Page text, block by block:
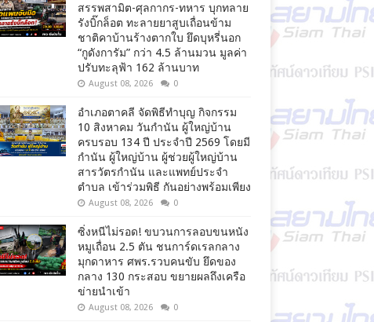
สรรพสามิต-ศุลกากร-ทหาร บุกทลาย
รังบิ๊กล็อต ทะลายยาสูบเถื่อนข้าม
ชาติคาบ้านร้างตากใบ ยึดบุหรี่นอก
“กูดังการัม” กว่า 4.5 ล้านมวน มูลค่า
ปรับทะลุฟ้า 162 ล้านบาท
August 08, 2026 0
อำเภอตาคลี จัดพิธีทำบุญ กิจกรรม
10 สิงหาคม วันกำนัน ผู้ใหญ่บ้าน
ครบรอบ 134 ปี ประจำปี 2569 โดยมี
กำนัน ผู้ใหญ่บ้าน ผู้ช่วยผู้ใหญ่บ้าน
สารวัตรกำนัน และแพทย์ประจำ
ตำบล เข้าร่วมพิธี กันอย่างพร้อมเพียง
August 08, 2026 0
ซิ่งหนีไม่รอด! ขบวนการลอบขนหนัง
หมูเถื่อน 2.5 ตัน ชนการ์ดเรลกลาง
มุกดาหาร ศพร.รวบคนขับ ยึดของ
กลาง 130 กระสอบ ขยายผลถึงเครือ
ข่ายนำเข้า
August 08, 2026 0